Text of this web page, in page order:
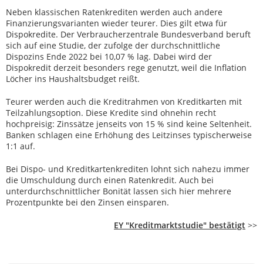
Neben klassischen Ratenkrediten werden auch andere
Finanzierungsvarianten wieder teurer. Dies gilt etwa für
Dispokredite. Der Verbraucherzentrale Bundesverband beruft
sich auf eine Studie, der zufolge der durchschnittliche
Dispozins Ende 2022 bei 10,07 % lag. Dabei wird der
Dispokredit derzeit besonders rege genutzt, weil die Inflation
Löcher ins Haushaltsbudget reißt.
Teurer werden auch die Kreditrahmen von Kreditkarten mit
Teilzahlungsoption. Diese Kredite sind ohnehin recht
hochpreisig: Zinssätze jenseits von 15 % sind keine Seltenheit.
Banken schlagen eine Erhöhung des Leitzinses typischerweise
1:1 auf.
Bei Dispo- und Kreditkartenkrediten lohnt sich nahezu immer
die Umschuldung durch einen Ratenkredit. Auch bei
unterdurchschnittlicher Bonität lassen sich hier mehrere
Prozentpunkte bei den Zinsen einsparen.
EY "Kreditmarktstudie" bestätigt >>